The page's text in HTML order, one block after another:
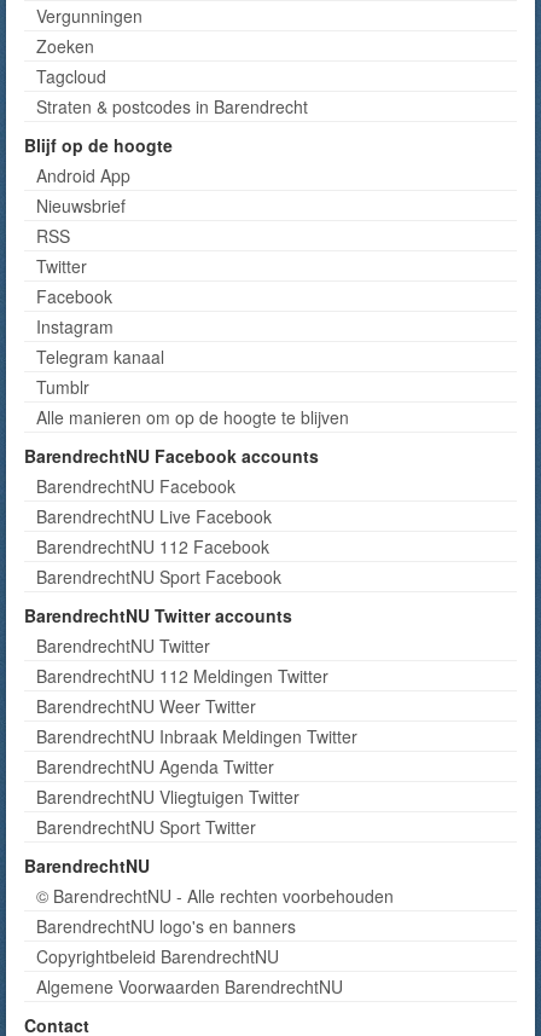
Vergunningen
Zoeken
Tagcloud
Straten & postcodes in Barendrecht
Blijf op de hoogte
Android App
Nieuwsbrief
RSS
Twitter
Facebook
Instagram
Telegram kanaal
Tumblr
Alle manieren om op de hoogte te blijven
BarendrechtNU Facebook accounts
BarendrechtNU Facebook
BarendrechtNU Live Facebook
BarendrechtNU 112 Facebook
BarendrechtNU Sport Facebook
BarendrechtNU Twitter accounts
BarendrechtNU Twitter
BarendrechtNU 112 Meldingen Twitter
BarendrechtNU Weer Twitter
BarendrechtNU Inbraak Meldingen Twitter
BarendrechtNU Agenda Twitter
BarendrechtNU Vliegtuigen Twitter
BarendrechtNU Sport Twitter
BarendrechtNU
© BarendrechtNU - Alle rechten voorbehouden
BarendrechtNU logo's en banners
Copyrightbeleid BarendrechtNU
Algemene Voorwaarden BarendrechtNU
Contact